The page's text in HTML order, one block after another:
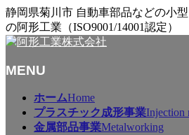
静岡県菊川市 自動車部品などの小
の阿形工業（ISO9001/14001認定）
MENU
ホームHome
プラスチック成形事業Injection
金属部品事業Metalworking